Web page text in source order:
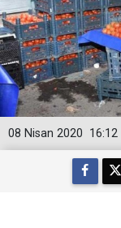
16:12
08 Nisan 2020